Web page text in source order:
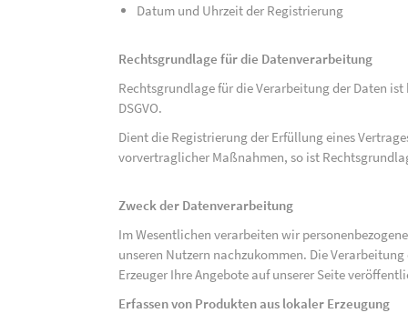
Datum und Uhrzeit der Registrierung
Rechtsgrundlage für die Datenverarbeitung
Rechtsgrundlage für die Verarbeitung der Daten
DSGVO.
Dient die Registrierung der Erfüllung eines
vorvertraglicher Maßnahmen, so ist
Zweck der Datenverarbeitung
Im Wesentlichen verarbeiten wir
unseren Nutzern nachzukommen. Die
Erzeuger Ihre Angebote auf unserer Seite
Erfassen von Produkten aus lokaler Erzeugung